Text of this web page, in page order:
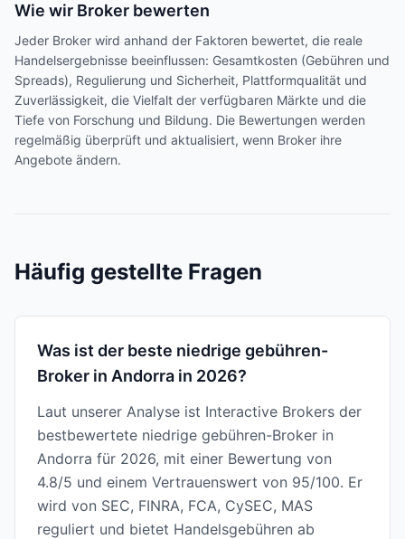
Wie wir Broker bewerten
Jeder Broker wird anhand der Faktoren bewertet, die reale
Handelsergebnisse beeinflussen: Gesamtkosten (Gebühren und
Spreads), Regulierung und Sicherheit, Plattformqualität und
Zuverlässigkeit, die Vielfalt der verfügbaren Märkte und die
Tiefe von Forschung und Bildung. Die Bewertungen werden
regelmäßig überprüft und aktualisiert, wenn Broker ihre
Angebote ändern.
Häufig gestellte Fragen
Was ist der beste niedrige gebühren-
Broker in Andorra in 2026?
Laut unserer Analyse ist Interactive Brokers der
bestbewertete niedrige gebühren-Broker in
Andorra für 2026, mit einer Bewertung von
4.8/5 und einem Vertrauenswert von 95/100. Er
wird von SEC, FINRA, FCA, CySEC, MAS
reguliert und bietet Handelsgebühren ab